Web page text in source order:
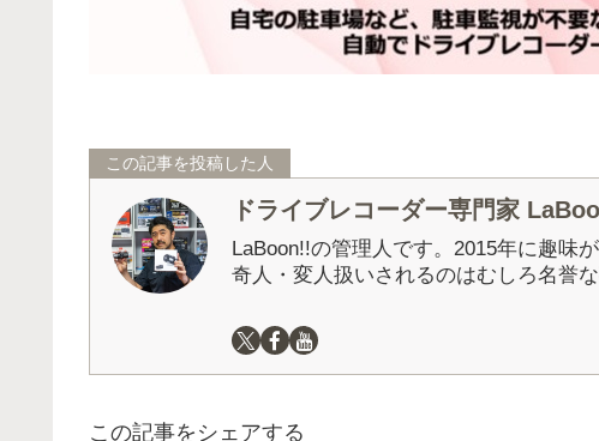
この記事を投稿した人
ドライブレコーダー専門家
LaBoon!!の管理人です。2015年に趣味
奇人・変人扱いされるのはむしろ名誉
この記事をシェアする